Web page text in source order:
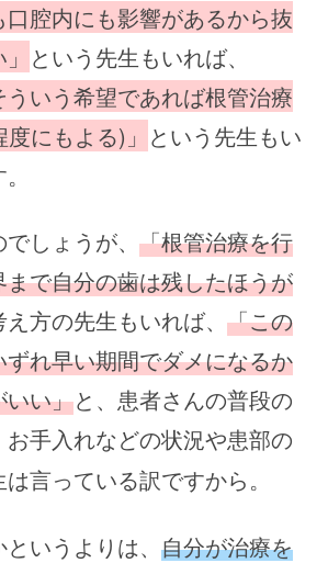
口腔内にも影響があるから抜
という先生もいれば、
ういう希望であれば根管治療
にもよる)」 という先生もい
しょうが、 「根管治療を行
で自分の歯は残したほうが
方の先生もいれば、 「この
れ早い期間でダメになるか
いい」と、患者さんの普段の
お手入れなどの状況や患部の
言っている訳ですから。
いうよりは、 自分が治療を